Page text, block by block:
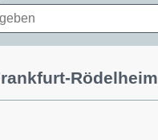
Rödelheim